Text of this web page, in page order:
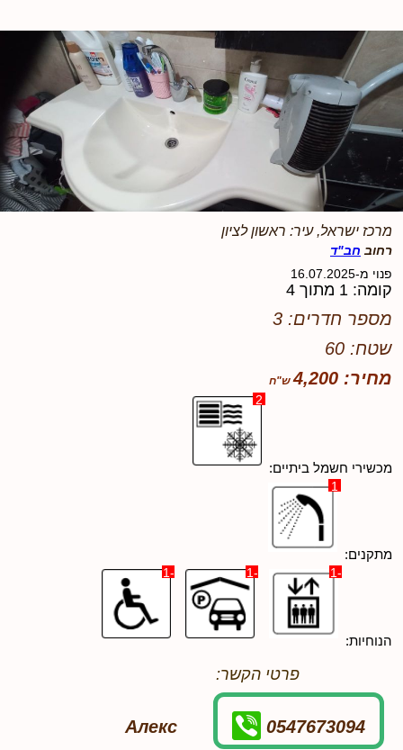
מרכז ישראל, עיר: ראשון לציון
רחוב חב"ד
פנוי מ-16.07.2025
קומה: 1 מתוך 4
מספר חדרים: 3
שטח: 60
מחיר: 4,200
מכשירי חשמל ביתיים:
2
מתקנים:
1
הנוחיות:
-1
-1
-1
פרטי הקשר:
0547673094
Алекс